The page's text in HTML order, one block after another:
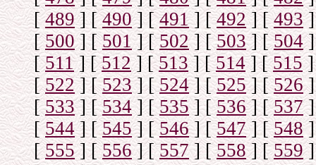
[489] [490] [491] [492] [493]
[500] [501] [502] [503] [504]
[511] [512] [513] [514] [515]
[522] [523] [524] [525] [526]
[533] [534] [535] [536] [537]
[544] [545] [546] [547] [ 548]
[555] [556] [557] [558] [559]